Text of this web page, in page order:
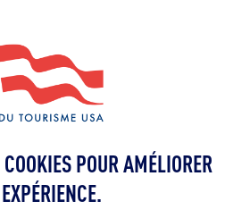
POUR AMÉLIORER